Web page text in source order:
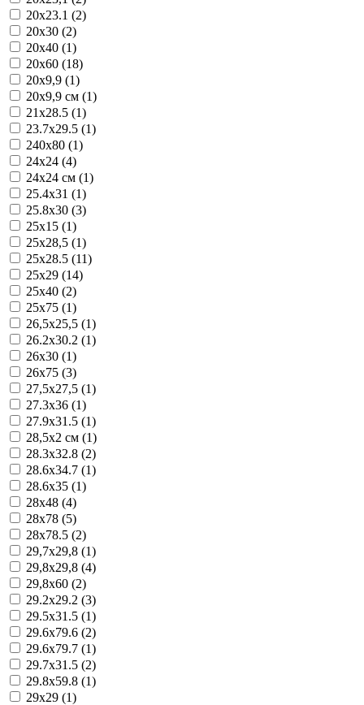
20x23.1 (2)
20x30 (2)
20x40 (1)
20x60 (18)
20x9,9 (1)
20x9,9 см (1)
21x28.5 (1)
23.7x29.5 (1)
240x80 (1)
24x24 (4)
24x24 см (1)
25.4x31 (1)
25.8x30 (3)
25x15 (1)
25x28,5 (1)
25x28.5 (11)
25x29 (14)
25x40 (2)
25x75 (1)
26,5x25,5 (1)
26.2x30.2 (1)
26x30 (1)
26x75 (3)
27,5x27,5 (1)
27.3x36 (1)
27.9x31.5 (1)
28,5x2 см (1)
28.3x32.8 (2)
28.6x34.7 (1)
28.6x35 (1)
28x48 (4)
28x78 (5)
28x78.5 (2)
29,7x29,8 (1)
29,8x29,8 (4)
29,8x60 (2)
29.2x29.2 (3)
29.5x31.5 (1)
29.6x79.6 (2)
29.6x79.7 (1)
29.7x31.5 (2)
29.8x59.8 (1)
29x29 (1)